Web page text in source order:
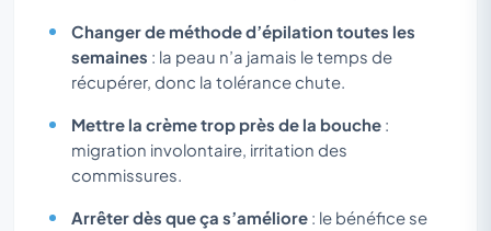
Changer de méthode d’épilation toutes les
semaines : la peau n’a jamais le temps de
récupérer, donc la tolérance chute.
Mettre la crème trop près de la bouche :
migration involontaire, irritation des
commissures.
Arrêter dès que ça s’améliore : le bénéfice se